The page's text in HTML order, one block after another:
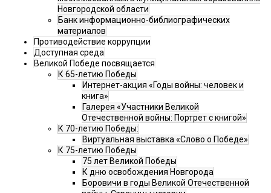
Новгородской области
Банк информационно-библиографических
материалов
Противодействие коррупции
Доступная среда
Великой Победе посвящается
К 65-летию Победы
Интернет-акция «Годы войны: человек и
книга»
Галерея «Участники Великой
Отечественной войны: Портрет с книгой»
К 70-летию Победы:
Виртуальная выставка «Слово о Победе»
К 75-летию Победы
75 лет Великой Победы
К дню освобождения Новгорода
Боровичи в годы Великой Отечественной